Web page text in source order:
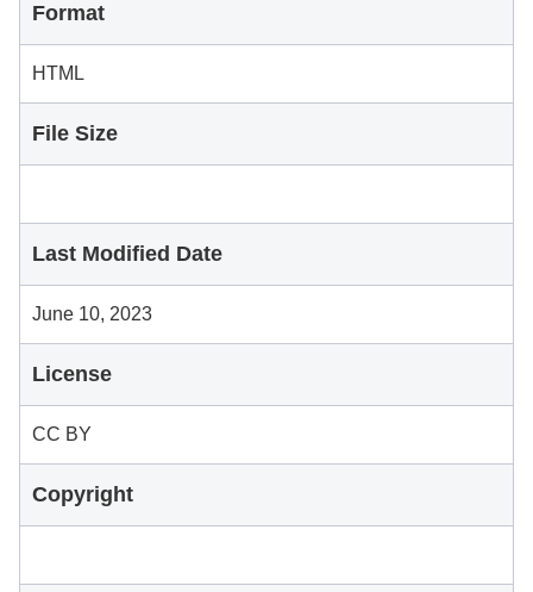
Format
HTML
File Size
Last Modified Date
June 10, 2023
License
CC BY
Copyright